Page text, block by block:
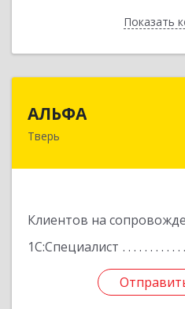
Показать
АЛЬФА
Тверь
Клиентов на
1С:Специалист
170002, Тверская обл,